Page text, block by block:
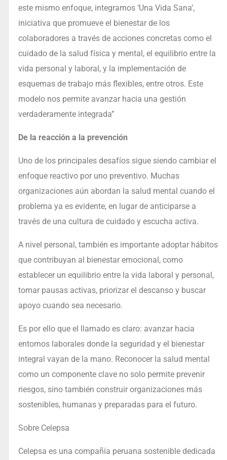
este mismo enfoque, integramos ‘Una Vida Sana’,
iniciativa que promueve el bienestar de los
colaboradores a través de acciones concretas como el
cuidado de la salud física y mental, el equilibrio entre la
vida personal y laboral, y la implementación de
esquemas de trabajo más flexibles, entre otros. Este
modelo nos permite avanzar hacia una gestión
verdaderamente integrada”
De la reacción a la prevención
Uno de los principales desafíos sigue siendo cambiar el
enfoque reactivo por uno preventivo. Muchas
organizaciones aún abordan la salud mental cuando el
problema ya es evidente, en lugar de anticiparse a
través de una cultura de cuidado y escucha activa.
A nivel personal, también es importante adoptar hábitos
que contribuyan al bienestar emocional, como
establecer un equilibrio entre la vida laboral y personal,
tomar pausas activas, priorizar el descanso y buscar
apoyo cuando sea necesario.
Es por ello que el llamado es claro: avanzar hacia
entornos laborales donde la seguridad y el bienestar
integral vayan de la mano. Reconocer la salud mental
como un componente clave no solo permite prevenir
riesgos, sino también construir organizaciones más
sostenibles, humanas y preparadas para el futuro.
Sobre Celepsa
Celepsa es una compañía peruana sostenible dedicada